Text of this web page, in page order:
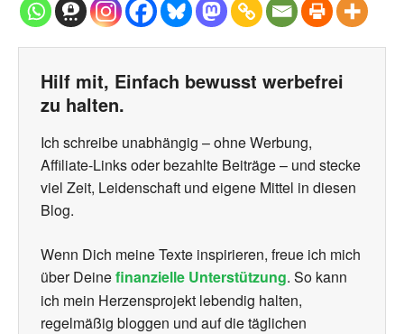
Hilf mit, Einfach bewusst werbefrei
zu halten.
Ich schreibe unabhängig – ohne Werbung,
Affiliate-Links oder bezahlte Beiträge – und stecke
viel Zeit, Leidenschaft und eigene Mittel in diesen
Blog.
Wenn Dich meine Texte inspirieren, freue ich mich
über Deinefinanzielle Unterstützung. So kann
ich mein Herzensprojekt lebendig halten,
regelmäßig bloggen und auf die täglichen